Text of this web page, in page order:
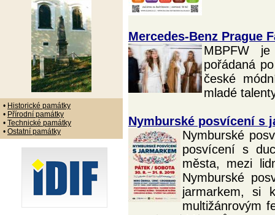
• Historické památky
• Přírodní památky
• Technické památky
• Ostatní památky
Mercedes-Benz Prague
MBPFW
pořádaná
české
mladé
Nymburské posvícení s
Nymburské
posvícení s
města, mezi
Nymburské
jarmarkem, si
multižánrovým